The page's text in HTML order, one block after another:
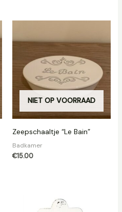
NIET OP VOORRAAD
Zeepschaaltje “Le Bain”
Badkamer
€15.00